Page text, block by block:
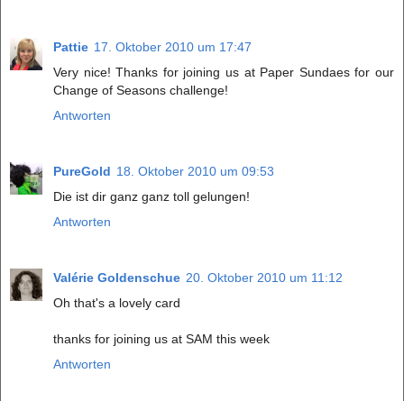
Pattie 17. Oktober 2010 um 17:47
Very nice! Thanks for joining us at Paper Sundaes for our
Change of Seasons challenge!
Antworten
PureGold 18. Oktober 2010 um 09:53
Die ist dir ganz ganz toll gelungen!
Antworten
Valérie Goldenschue 20. Oktober 2010 um 11:12
Oh that's a lovely card
thanks for joining us at SAM this week
Antworten